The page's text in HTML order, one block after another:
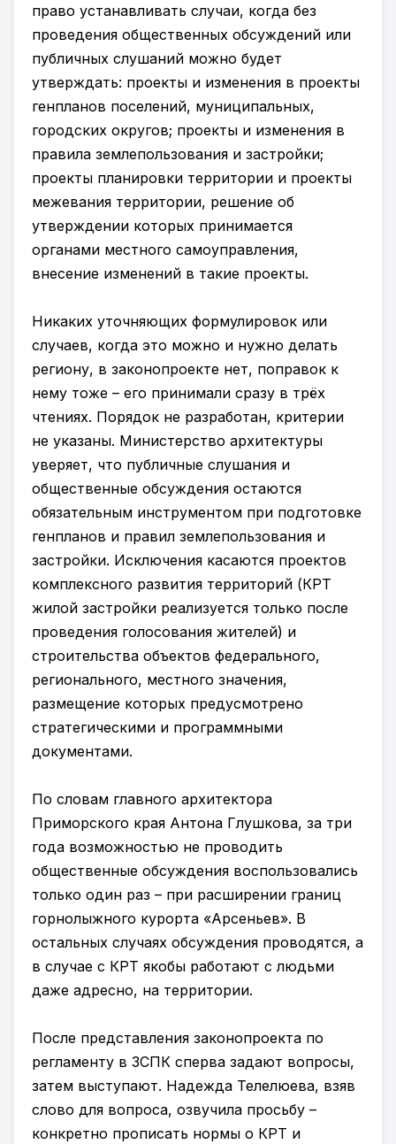
право устанавливать случаи, когда без
проведения общественных обсуждений или
публичных слушаний можно будет
утверждать: проекты и изменения в проекты
генпланов поселений, муниципальных,
городских округов; проекты и изменения в
правила землепользования и застройки;
проекты планировки территории и проекты
межевания территории, решение об
утверждении которых принимается
органами местного самоуправления,
внесение изменений в такие проекты.
Никаких уточняющих формулировок или
случаев, когда это можно и нужно делать
региону, в законопроекте нет, поправок к
нему тоже – его принимали сразу в трёх
чтениях. Порядок не разработан, критерии
не указаны. Министерство архитектуры
уверяет, что публичные слушания и
общественные обсуждения остаются
обязательным инструментом при подготовке
генпланов и правил землепользования и
застройки. Исключения касаются проектов
комплексного развития территорий (КРТ
жилой застройки реализуется только после
проведения голосования жителей) и
строительства объектов федерального,
регионального, местного значения,
размещение которых предусмотрено
стратегическими и программными
документами.
По словам главного архитектора
Приморского края Антона Глушкова, за три
года возможностью не проводить
общественные обсуждения воспользовались
только один раз – при расширении границ
горнолыжного курорта «Арсеньев». В
остальных случаях обсуждения проводятся, а
в случае с КРТ якобы работают с людьми
даже адресно, на территории.
После представления законопроекта по
регламенту в ЗСПК сперва задают вопросы,
затем выступают. Надежда Телелюева, взяв
слово для вопроса, озвучила просьбу –
конкретно прописать нормы о КРТ и